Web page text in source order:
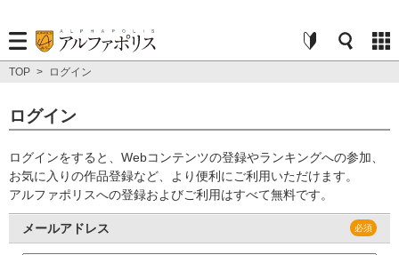
TOP > ログイン
ログイン
ログインをすると、Webコンテンツの登録やランキングへの参加、
お気に入りの作品登録など、より便利にご利用いただけます。
アルファポリスへの登録およびご利用はすべて無料です。
メールアドレス